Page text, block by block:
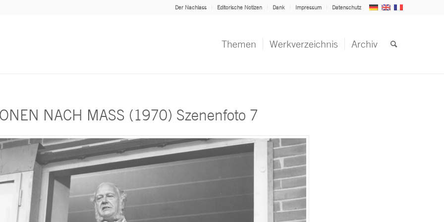
Der Nachlass Editorische Notizen Dank Impressum Datenschutz
Themen Werkverzeichnis Archiv
NACH MASS (1970) Szenenfoto 7